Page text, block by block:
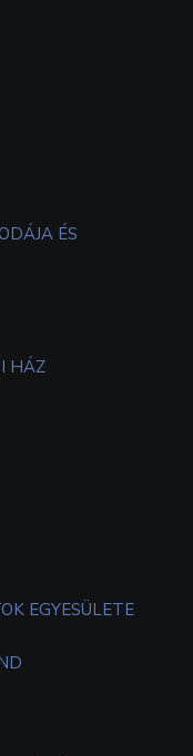
ÉS
HÁZ
EGYESÜLETE